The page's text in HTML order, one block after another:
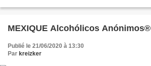
MEXIQUE Alcohólicos Anónimos®
Publié le 21/06/2020 à 13:30
Par kreizker